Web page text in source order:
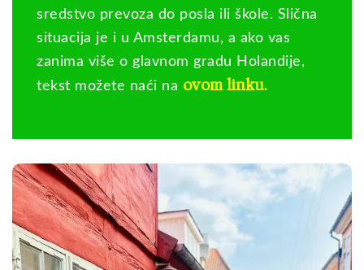
sredstvo prevoza do posla ili škole. Slična
situacija je i u Amsterdamu, a ako vas
zanima više o glavnom gradu Holandije,
tekst možete naći na ovom linku.